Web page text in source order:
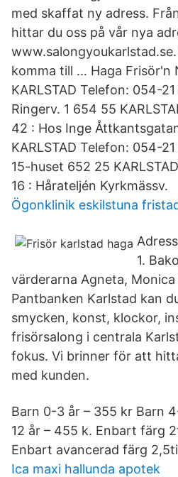
med skaffat ny adress.
hittar du oss på vår nya
komma till … Haga Frisör'n
KARLSTAD Telefon: 054-21
Ringerv. 1 654 55
42 : Hos Inge
KARLSTAD Telefon: 054-
15-huset 652 25
16 : Hårateljén Kyrkmässv.
Ögonklinik eskilstuna
1.
värderarna Agneta,
Pantbanken Karlstad kan
smycken, konst, klockor,
frisörsalong i centrala
fokus. Vi brinner för att
med kunden.
Barn 0-3 år – 355 kr Barn
12 år – 455 k. Enbart färg
Enbart avancerad färg
Ica maxi hallunda apotek